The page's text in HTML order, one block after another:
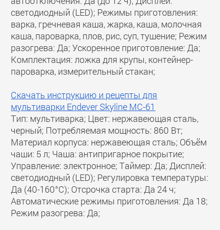
светодиодный (LED); Режимы приготовления:
варка, гречневая каша, жарка, каша, молочная
каша, пароварка, плов, рис, суп, тушение; Режим
разогрева: Да; Ускоренное приготовление: Да;
Комплектация: ложка для крупы, контейнер-
пароварка, измерительный стакан;
Скачать инструкцию и рецепты для
мультиварки Endever Skyline MC-61
Тип: мультиварка; Цвет: нержавеющая сталь,
черный; Потребляемая мощность: 860 Вт;
Материал корпуса: нержавеющая сталь; Объём
чаши: 5 л; Чаша: антипригарное покрытие;
Управление: электронное; Таймер: Да; Дисплей:
светодиодный (LED); Регулировка температуры:
Да (40-160°С); Отсрочка старта: Да 24 ч;
Автоматические режимы приготовления: Да 18;
Режим разогрева: Да;